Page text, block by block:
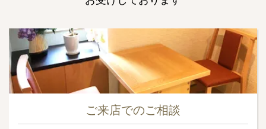
ご来店でのご相談